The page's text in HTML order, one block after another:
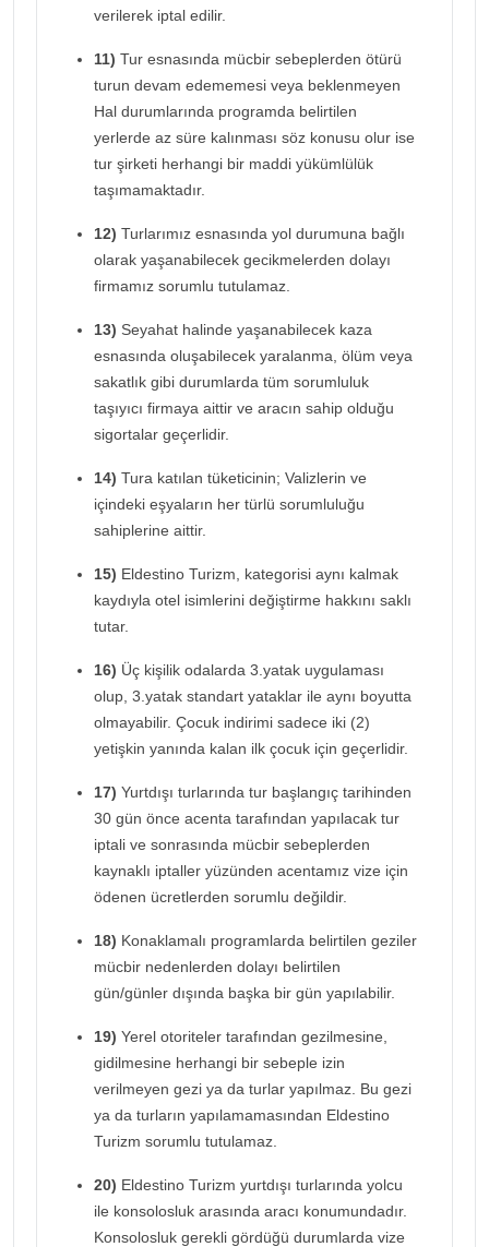
verilerek iptal edilir.
11) Tur esnasında mücbir sebeplerden ötürü
turun devam edememesi veya beklenmeyen
Hal durumlarında programda belirtilen
yerlerde az süre kalınması söz konusu olur ise
tur şirketi herhangi bir maddi yükümlülük
taşımamaktadır.
12) Turlarımız esnasında yol durumuna bağlı
olarak yaşanabilecek gecikmelerden dolayı
firmamız sorumlu tutulamaz.
13) Seyahat halinde yaşanabilecek kaza
esnasında oluşabilecek yaralanma, ölüm veya
sakatlık gibi durumlarda tüm sorumluluk
taşıyıcı firmaya aittir ve aracın sahip olduğu
sigortalar geçerlidir.
14) Tura katılan tüketicinin; Valizlerin ve
içindeki eşyaların her türlü sorumluluğu
sahiplerine aittir.
15) Eldestino Turizm, kategorisi aynı kalmak
kaydıyla otel isimlerini değiştirme hakkını saklı
tutar.
16) Üç kişilik odalarda 3.yatak uygulaması
olup, 3.yatak standart yataklar ile aynı boyutta
olmayabilir. Çocuk indirimi sadece iki (2)
yetişkin yanında kalan ilk çocuk için geçerlidir.
17) Yurtdışı turlarında tur başlangıç tarihinden
30 gün önce acenta tarafından yapılacak tur
iptali ve sonrasında mücbir sebeplerden
kaynaklı iptaller yüzünden acentamız vize için
ödenen ücretlerden sorumlu değildir.
18) Konaklamalı programlarda belirtilen geziler
mücbir nedenlerden dolayı belirtilen
gün/günler dışında başka bir gün yapılabilir.
19) Yerel otoriteler tarafından gezilmesine,
gidilmesine herhangi bir sebeple izin
verilmeyen gezi ya da turlar yapılmaz. Bu gezi
ya da turların yapılamamasından Eldestino
Turizm sorumlu tutulamaz.
20) Eldestino Turizm yurtdışı turlarında yolcu
ile konsolosluk arasında aracı konumundadır.
Konsolosluk gerekli gördüğü durumlarda vize